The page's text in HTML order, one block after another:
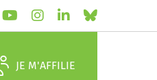
JE M'AFFILIE